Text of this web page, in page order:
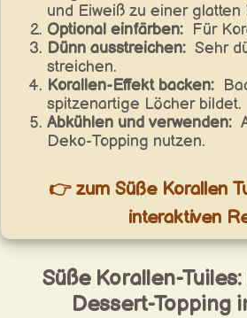
und Eiweiß zu einer glatten
Optional einfärben: Für
Dünn ausstreichen: Sehr
streichen.
Korallen-Effekt backen:
spitzenartige Löcher bildet.
Abkühlen und verwenden:
Deko-Topping nutzen.
👉 zum Süße Korallen
interaktiven
Süße Korallen-
Dessert-Topping